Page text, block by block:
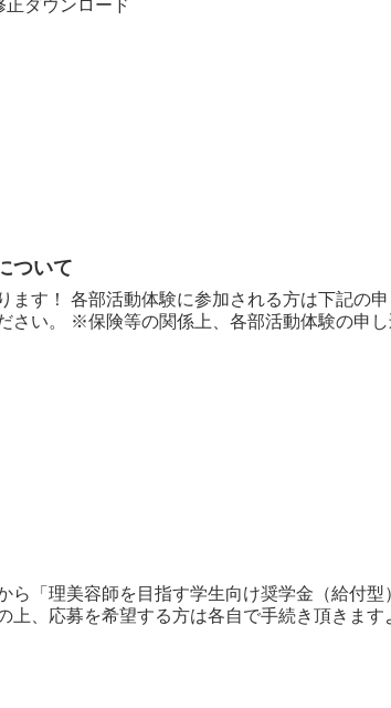
ダウンロード
ついて
ます！ 各部活動体験に参加される方は下記の
さい。 ※保険等の関係上、各部活動体験の申
ら「理美容師を目指す学生向け奨学金（給付
上、応募を希望する方は各自で手続き頂きま